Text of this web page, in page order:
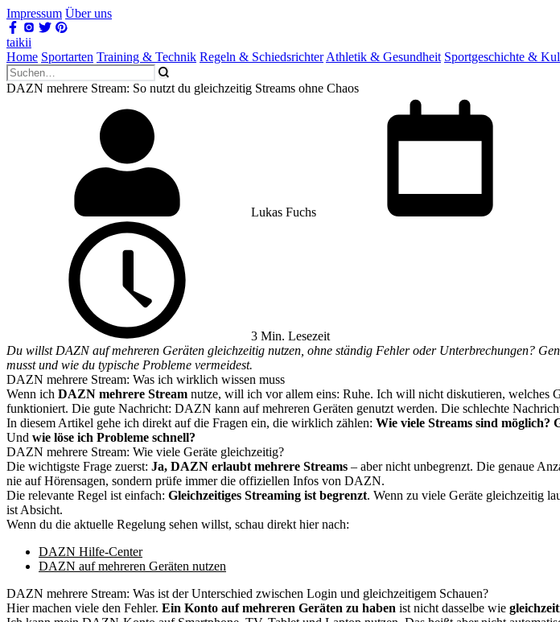
Impressum Über uns
taikii
Home Sportarten Training & Technik Regeln & Schiedsrichter Athletik & Gesundheit Sportgeschichte &
DAZN mehrere Stream: So nutzt du gleichzeitig Streams ohne Chaos
Lukas Fuchs
3 Min. Lesezeit
Du willst DAZN auf mehreren Geräten gleichzeitig nutzen, ohne ständig Fehler oder Unterbrechungen?
musst und wie du typische Probleme vermeidest.
DAZN mehrere Stream: Was ich wirklich wissen muss
Wenn ich DAZN mehrere Stream nutze, will ich vor allem eins: Ruhe. Ich will nicht diskutieren, welches
funktioniert. Die gute Nachricht: DAZN kann auf mehreren Geräten genutzt werden. Die schlechte
In diesem Artikel gehe ich direkt auf die Fragen ein, die wirklich zählen: Wie viele Streams sind möglich?
Und wie löse ich Probleme schnell?
DAZN mehrere Stream: Wie viele Geräte gleichzeitig?
Die wichtigste Frage zuerst: Ja, DAZN erlaubt mehrere Streams – aber nicht unbegrenzt. Die genaue
nie auf Hörensagen, sondern prüfe immer die offiziellen Infos von DAZN.
Die relevante Regel ist einfach: Gleichzeitiges Streaming ist begrenzt. Wenn zu viele Geräte gleichzeitig
ist Absicht.
Wenn du die aktuelle Regelung sehen willst, schau direkt hier nach:
DAZN Hilfe-Center
DAZN auf mehreren Geräten nutzen
DAZN mehrere Stream: Was ist der Unterschied zwischen Login und gleichzeitigem Schauen?
Hier machen viele den Fehler. Ein Konto auf mehreren Geräten zu haben ist nicht dasselbe wie